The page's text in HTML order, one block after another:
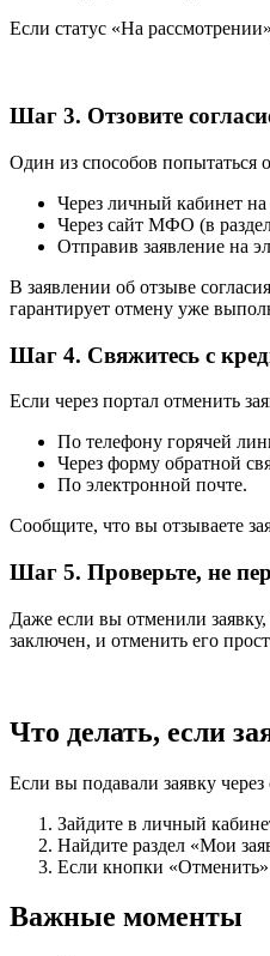
Если статус «На
Шаг 3. Отзовите
Один из способов попытаться
Через личный кабинет на
Через сайт МФО (в
Отправив заявление на
В заявлении об отзыве
гарантирует отмену уже
Шаг 4. Свяжитесь с
Если через портал отменить
По телефону горячей
Через форму обратной
По электронной почте.
Сообщите, что вы отзываете
Шаг 5. Проверьте, не
Даже если вы отменили
заключен, и отменить его
Что делать, если
Если вы подавали заявку
Зайдите в личный
Найдите раздел «Мои
Если кнопки «Отменить»
Важные моменты